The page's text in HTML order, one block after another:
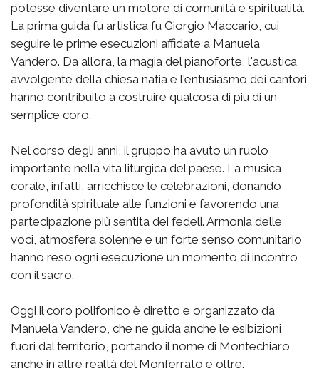
potesse diventare un motore di comunità e spiritualità.
La prima guida fu artistica fu Giorgio Maccario, cui
seguire le prime esecuzioni affidate a Manuela
Vandero. Da allora, la magia del pianoforte, l'acustica
avvolgente della chiesa natia e l'entusiasmo dei cantori
hanno contribuito a costruire qualcosa di più di un
semplice coro.
Nel corso degli anni, il gruppo ha avuto un ruolo
importante nella vita liturgica del paese. La musica
corale, infatti, arricchisce le celebrazioni, donando
profondità spirituale alle funzioni e favorendo una
partecipazione più sentita dei fedeli. Armonia delle
voci, atmosfera solenne e un forte senso comunitario
hanno reso ogni esecuzione un momento di incontro
con il sacro.
Oggi il coro polifonico è diretto e organizzato da
Manuela Vandero, che ne guida anche le esibizioni
fuori dal territorio, portando il nome di Montechiaro
anche in altre realtà del Monferrato e oltre.